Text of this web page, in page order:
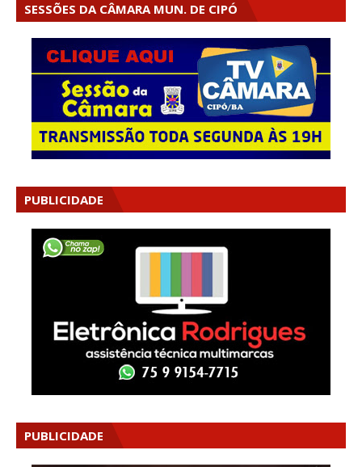
SESSÕES DA CÂMARA MUN. DE CIPÓ
PUBLICIDADE
PUBLICIDADE